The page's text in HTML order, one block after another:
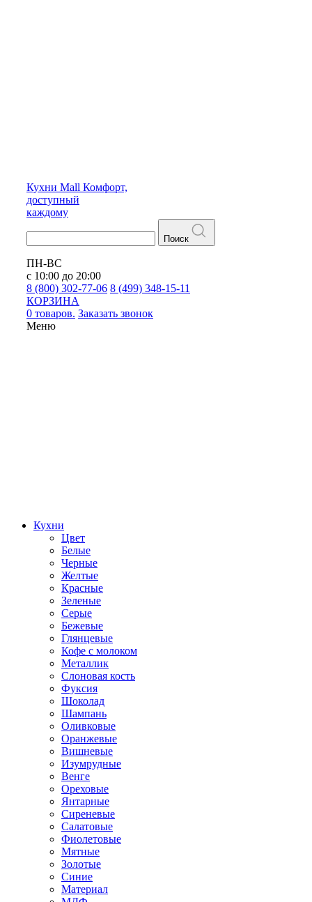
Кухни Mall Комфорт,
доступный
каждому
Поиск
ПН-ВС
с 10:00 до 20:00
8 (800) 302-77-06 8 (499) 348-15-11
КОРЗИНА
0 товаров. Заказать звонок
Меню
Кухни
Цвет
Белые
Черные
Желтые
Красные
Зеленые
Серые
Бежевые
Глянцевые
Кофе с молоком
Металлик
Слоновая кость
Фуксия
Шоколад
Шампань
Оливковые
Оранжевые
Вишневые
Изумрудные
Венге
Ореховые
Янтарные
Сиреневые
Салатовые
Фиолетовые
Мятные
Золотые
Синие
Материал